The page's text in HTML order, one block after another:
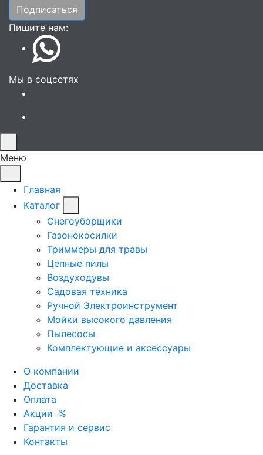
Подписаться
Пишите нам:
Мы в соцсетях
Меню
Главная
Каталог
Снегоуборщики
Газонокосилки
Триммеры для травы
Цепные пилы
Воздуходувы
Садовая техника
Ручной Электроинструмент
Мойки высокого давления
Пылесосы
Комплектующие и аксессуары
О компании
Доставка
Оплата
Акции %
Гарантия и сервис
Контакты